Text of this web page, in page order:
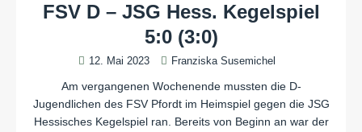
FSV D – JSG Hess. Kegelspiel
5:0 (3:0)
12. Mai 2023 Franziska Susemichel
Am vergangenen Wochenende mussten die D-
Jugendlichen des FSV Pfordt im Heimspiel gegen die JSG
Hessisches Kegelspiel ran. Bereits von Beginn an war der